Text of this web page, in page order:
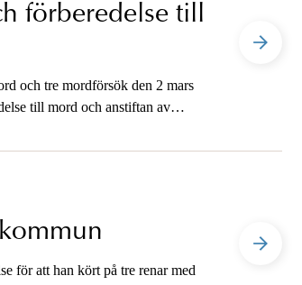
förberedelse till
och tre mordförsök den 2 mars
till mord och anstiftan av
för att han kört på tre renar med